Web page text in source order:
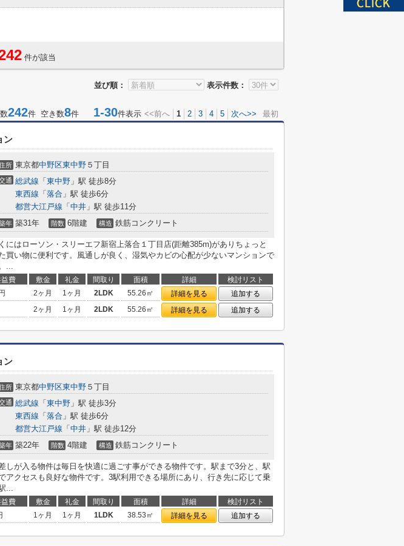
件が該当
並び順： 表示件数：
242件 空き数8件 1-30件表示 <<前へ 1 2 3 4 5 次へ>> 最初
ン
所 東京都中野区東中野 ５丁目
通 総武線 「 東中野 」駅 徒歩8分
東西線 「 落合 」駅 徒歩6分
都営大江戸線 「 中井 」駅 徒歩11分
年 築31年 階数 6階建 構造 鉄筋コンクリート
にはローソン・スリーエフ新宿上落合１丁目店(距離385m)がありちょっと
買い物に便利です。風通しが良く、湿気やカビの心配が少ないマンションで
...
費 敷金 礼金 間取り 面積 詳細
検討リスト
2ヶ月 1ヶ月 2LDK 55.26㎡ 詳細を見る
追加する
2ヶ月 1ヶ月 2LDK 55.26㎡ 詳細を見る 追加する
ン
所 東京都中野区東中野 ５丁目
通 総武線 「 東中野 」駅 徒歩3分
東西線 「 落合 」駅 徒歩6分
都営大江戸線 「 中井 」駅 徒歩12分
年 築22年 階数 4階建 構造 鉄筋コンクリート
しが入る物件は毎日を快適に過ごす事ができる物件です。駅まで3分と、駅
アクセスも良好な物件です。3駅利用できる場所にあり、行き先に応じて乗
...
費 敷金 礼金 間取り 面積 詳細
検討リスト
1ヶ月 1ヶ月 1LDK 38.53㎡ 詳細を見る 追加する